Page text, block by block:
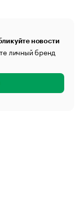
новости
личный бренд